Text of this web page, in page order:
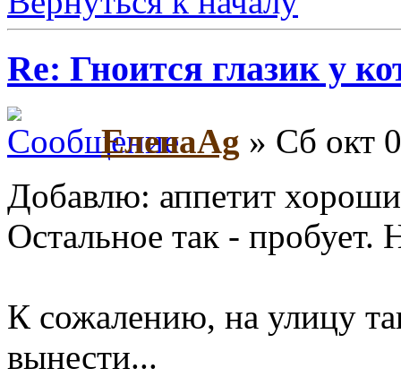
Re: Гноится глазик у
ЕленаAg » Сб окт
Добавлю: аппетит
Остальное так - пробует.
К сожалению, на улицу
вынести...